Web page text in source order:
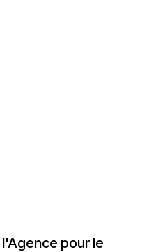
pour le